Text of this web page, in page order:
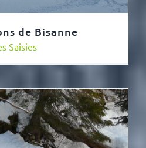
de Bisanne
Saisies